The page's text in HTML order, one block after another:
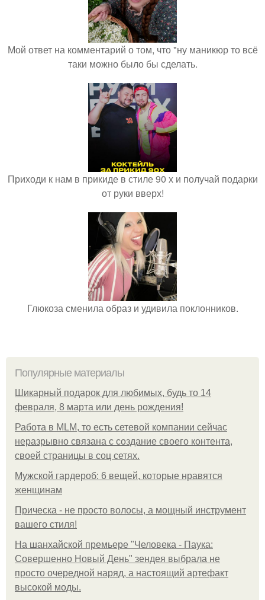
Мой ответ на комментарий о том, что "ну маникюр то всё
таки можно было бы сделать.
Приходи к нам в прикиде в стиле 90 х и получай подарки
от руки вверх!
Глюкоза сменила образ и удивила поклонников.
Популярные материалы
Шикарный подарок для любимых, будь то 14
февраля, 8 марта или день рождения!
Работа в MLM, то есть сетевой компании сейчас
неразрывно связана с создание своего контента,
своей страницы в соц сетях.
Мужской гардероб: 6 вещей, которые нравятся
женщинам
Прическа - не просто волосы, а мощный инструмент
вашего стиля!
На шанхайской премьере "Человека - Паука:
Совершенно Новый День" зендея выбрала не
просто очередной наряд, а настоящий артефакт
высокой моды.